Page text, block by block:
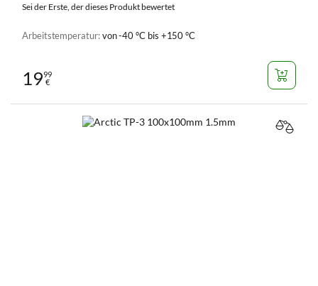
Sei der Erste, der dieses Produkt bewertet
Arbeitstemperatur:von -40 °C bis +150 °C
1999
€